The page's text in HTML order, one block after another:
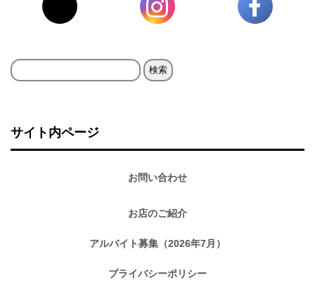
検
サイト内ページ
お問い合わせ
お店のご紹介
アルバイト募集（2026年7月）
プライバシーポリシー